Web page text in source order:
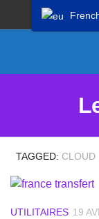
TAGGED: CLOUD
UTILITAIRES 19